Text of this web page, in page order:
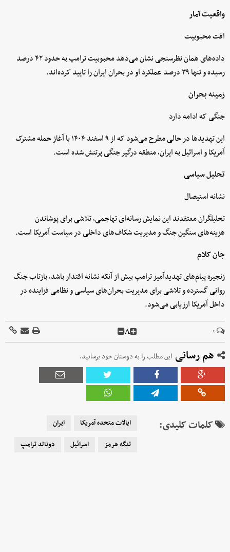
واقعیت آمار
افت محبوبیت
داده‌های همان نظرسنجی نشان می‌دهد محبوبیت ترامپ به حدود ۴۲ درصد
رسیده و تنها ۳۹ درصد عملکرد او در بحران ایران را تایید کرده‌اند.
زمینه بحران
جنگی که ادامه دارد
این تهدیدها در حالی مطرح می‌شود که از ۹ اسفند ۱۴۰۴ با آغاز حمله مشترک
آمریکا و اسرائیل به ایران، منطقه درگیر جنگی پرتنش شده است.
تحلیل سیاسی
نشانه استیصال
تحلیلگران معتقدند این نمایش رسانه‌ای تهاجمی، تلاشی برای پوشاندن
هزینه‌های سنگین جنگ و مدیریت شکاف‌های داخلی در سیاست آمریکا است.
جان کلام
زنجیره پیام‌های تهدیدآمیز ترامپ بیش از آنکه نشانه اقتدار باشد، بازتاب جنگ
روانی گسترده و تلاشی برای مدیریت بحران‌های سیاسی و نظامی فزاینده در
داخل آمریکا ارزیابی می‌شود.
۰ A
هم رسانی این مطلب را به دوستان خود برسانید.
کلمات کلیدی: ایالات متحده آمریکا
ایران
تنگه هرمز
اسرائیل دونالد ترامپ